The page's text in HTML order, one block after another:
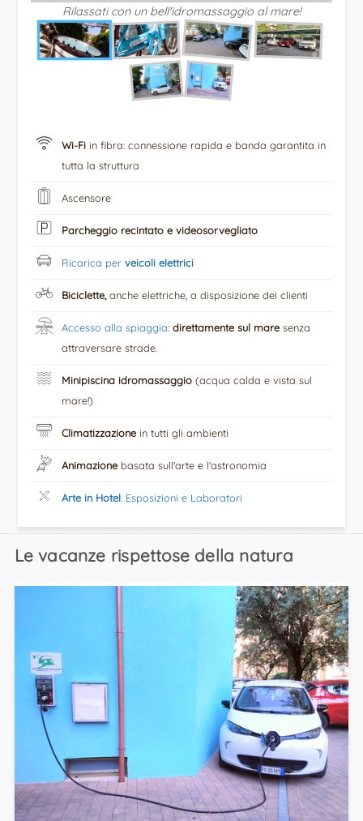
Rilassati con un bell'idromassaggio al mare!
Wi-Fiin fibra: connessione rapida e banda garantita in
tutta la struttura
Ascensore
Parcheggio recintato e videosorvegliato
Ricarica per veicoli elettrici
Biciclette,anche elettriche, a disposizione dei clienti
Accesso alla spiaggia: direttamente sul maresenza
attraversare strade.
Minipiscina idromassaggio(acqua calda e vista sul
mare!)
Climatizzazionein tutti gli ambienti
Animazionebasata sull'arte e l'astronomia
Arte in Hotel: Esposizioni e Laboratori
Le vacanze rispettose della natura